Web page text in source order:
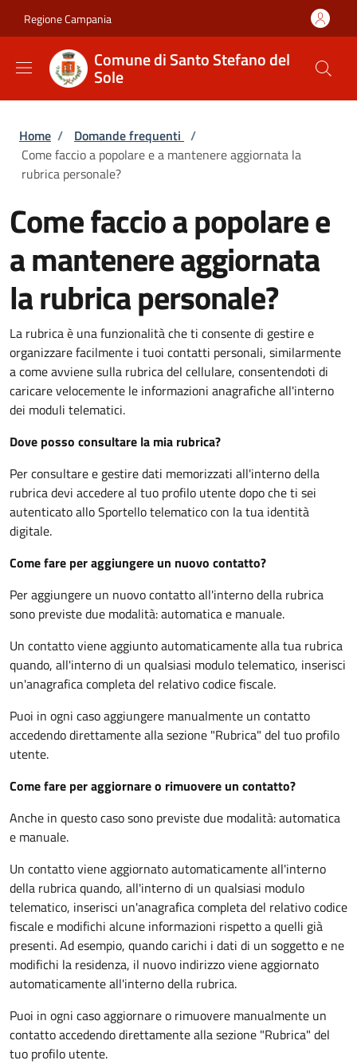
Regione Campania
Comune di Santo Stefano del
Sole
Briciole di pane
Home / Domande frequenti /
Come faccio a popolare e a mantenere aggiornata la
rubrica personale?
Come faccio a popolare e
a mantenere aggiornata
la rubrica personale?
La rubrica è una funzionalità che ti consente di gestire e
organizzare facilmente i tuoi contatti personali, similarmente
a come avviene sulla rubrica del cellulare, consentendoti di
caricare velocemente le informazioni anagrafiche all'interno
dei moduli telematici.
Dove posso consultare la mia rubrica?
Per consultare e gestire dati memorizzati all'interno della
rubrica devi accedere al tuo profilo utente dopo che ti sei
autenticato allo Sportello telematico con la tua identità
digitale.
Come fare per aggiungere un nuovo contatto?
Per aggiungere un nuovo contatto all'interno della rubrica
sono previste due modalità: automatica e manuale.
Un contatto viene aggiunto automaticamente alla tua rubrica
quando, all'interno di un qualsiasi modulo telematico, inserisci
un'anagrafica completa del relativo codice fiscale.
Puoi in ogni caso aggiungere manualmente un contatto
accedendo direttamente alla sezione "Rubrica" del tuo profilo
utente.
Come fare per aggiornare o rimuovere un contatto?
Anche in questo caso sono previste due modalità: automatica
e manuale.
Un contatto viene aggiornato automaticamente all'interno
della rubrica quando, all'interno di un qualsiasi modulo
telematico, inserisci un'anagrafica completa del relativo codice
fiscale e modifichi alcune informazioni rispetto a quelli già
presenti. Ad esempio, quando carichi i dati di un soggetto e ne
modifichi la residenza, il nuovo indirizzo viene aggiornato
automaticamente all'interno della rubrica.
Puoi in ogni caso aggiornare o rimuovere manualmente un
contatto accedendo direttamente alla sezione "Rubrica" del
tuo profilo utente.